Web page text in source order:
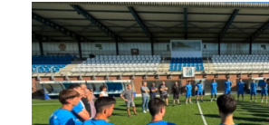
datuen atalean. Edozein unetan alda
zure baimena Cookieen
Webgune honek cookie propioak eta
fitxategiak erabiltzen ditu. Zure
zerbitzuak hobetzeko asmoz, cookie